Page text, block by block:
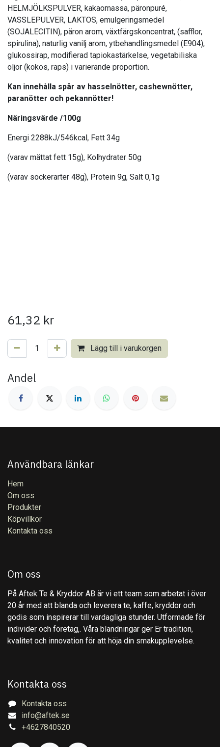
HELMJÖLKSPULVER, kakaomassa, päronpuré,
VASSLEPULVER, LAKTOS, emulgeringsmedel
(SOJALECITIN), päron arom, växtfärgskoncentrat, (safflor,
spirulina), naturlig vanilj arom, ytbehandlingsmedel (E904),
glukossirap, modifierad tapiokastärkelse, vegetabiliska
oljor (kokos, raps) i varierande proportion.
Kan innehålla spår av hasselnötter, cashewnötter,
paranötter och pekannötter!
Näringsvärde /100g
Energi 2288kJ/546kcal, Fett 34g
(varav mättat fett 15g), Kolhydrater 50g
(varav sockerarter 48g), Protein 9g, Salt 0,1g
61,32 kr
Lägg till i varukorgen
Andel
Användbara länkar
Hem
Om oss
Produkter
Köpvillkor
Kontakta oss
Om oss
På Aftek Te & Kryddor AB är vi ett team som arbetat i över
20 år med att blanda och leverera te, kaffe, kryddor och
godis som inspirerar till vardagliga stunder. Utformade för
individer och företag,. Våra blandningar ger Er tradition,
kvalitet och innovation för att höja din smakupplevelse.
Kontakta oss
Kontakta oss
info@aftek.se
+4627840520